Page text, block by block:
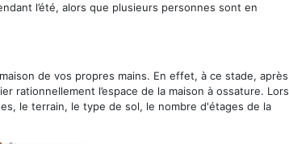
l’été, alors que plusieurs personnes sont en
de vos propres mains. En effet, à ce stade, après
rationnellement l’espace de la maison à ossature. Lors
le terrain, le type de sol, le nombre d'étages de la